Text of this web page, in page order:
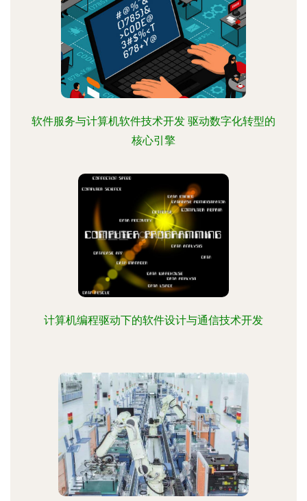
软件服务与计算机软件技术开发 驱动数字化转型的
核心引擎
计算机编程驱动下的软件设计与通信技术开发